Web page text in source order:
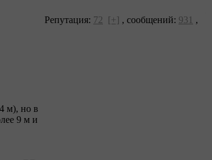
Репутация: 72 [+] , сообщений: 931 ,
м), но в
9 м и